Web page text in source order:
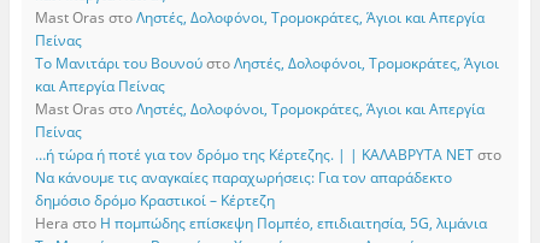
Mast Oras στοΛηστές, Δολοφόνοι, Τρομοκράτες, Άγιοι και Απεργία
Πείνας
Το Μανιτάρι του ΒουνούστοΛηστές, Δολοφόνοι, Τρομοκράτες, Άγιοι
και Απεργία Πείνας
Mast Oras στοΛηστές, Δολοφόνοι, Τρομοκράτες, Άγιοι και Απεργία
Πείνας
…ή τώρα ή ποτέ για τον δρόμο της Κέρτεζης. | | ΚΑΛΑΒΡΥΤΑ ΝΕΤστο
Να κάνουμε τις αναγκαίες παραχωρήσεις: Για τον απαράδεκτο
δημόσιο δρόμο Κραστικοί – Κέρτεζη
Hera στο Η πομπώδης επίσκεψη Πομπέο, επιδιαιτησία, 5G, λιμάνια